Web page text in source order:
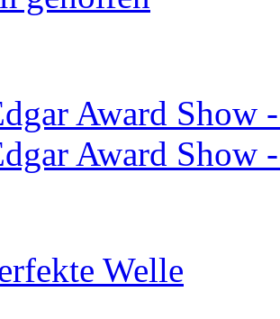
Award Show
Award Show
Welle